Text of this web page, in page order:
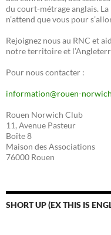
du court-métrage anglais. La
n’attend que vous pour
Rejoignez nous au RNC et
notre territoire et
Pour nous contacter :
information@rouen-
Rouen Norwich Club
11, Avenue Pasteur
Boîte 8
Maison des Associations
76000 Rouen
SHORT UP (EX THIS IS